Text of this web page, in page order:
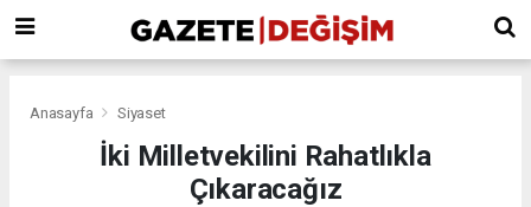
Anasayfa Siyaset
İki Milletvekilini Rahatlıkla
Çıkaracağız